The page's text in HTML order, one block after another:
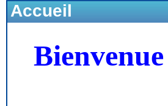
Accueil